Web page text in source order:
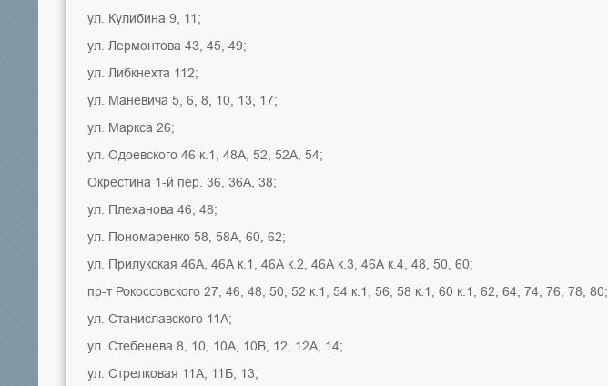
ул. Кулибина 9, 11;
ул. Лермонтова 43, 45, 49;
ул. Либкнехта 112;
ул. Маневича 5, 6, 8, 10, 13, 17;
ул. Маркса 26;
ул. Одоевского 46 к.1, 48А, 52, 52А, 54;
Окрестина 1-й пер. 36, 36А, 38;
ул. Плеханова 46, 48;
ул. Пономаренко 58, 58А, 60, 62;
ул. Прилукская 46А, 46А к.1, 46А к.2, 46А к.3, 46А к.4, 48, 50, 60;
пр-т Рокоссовского 27, 46, 48, 50, 52 к.1, 54 к.1, 56, 58 к.1, 60 к.1, 62, 64, 74, 76, 78, 80;
ул. Станиславского 11А;
ул. Стебенева 8, 10, 10А, 10В, 12, 12А, 14;
ул. Стрелковая 11А, 11Б, 13;